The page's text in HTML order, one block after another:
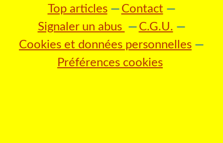
Top articles
Contact
Signaler un abus
C.G.U.
Cookies et données personnelles
Préférences cookies